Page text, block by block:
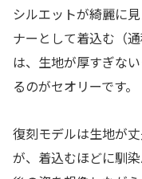
シルエットが綺麗に
ナーとして着込む（
は、生地が厚すぎな
るのがセオリーです。
復刻モデルは生地が
が、着込むほどに馴